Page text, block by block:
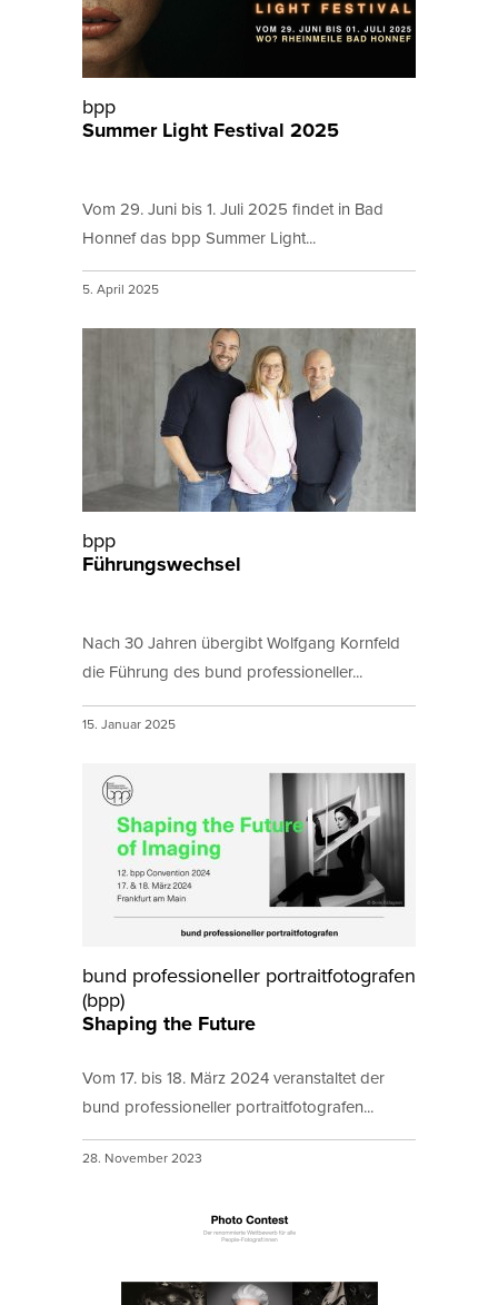
bpp
Summer Light Festival 2025
Vom 29. Juni bis 1. Juli 2025 findet in Bad
Honnef das bpp Summer Light...
5. April 2025
bpp
Führungswechsel
Nach 30 Jahren übergibt Wolfgang Kornfeld
die Führung des bund professioneller...
15. Januar 2025
bund professioneller portraitfotografen
(bpp)
Shaping the Future
Vom 17. bis 18. März 2024 veranstaltet der
bund professioneller portraitfotografen...
28. November 2023